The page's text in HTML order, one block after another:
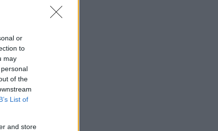
or
to
may
of the
List of
and store